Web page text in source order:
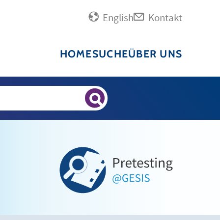
English Kontakt
HOMESUCHEÜBER UNS